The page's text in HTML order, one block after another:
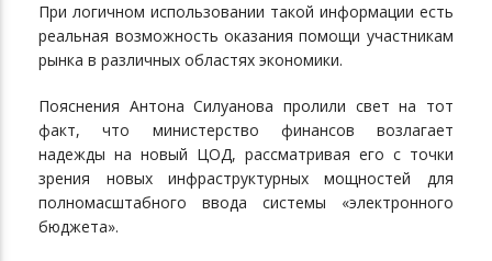
При логичном использовании такой информации есть
реальная возможность оказания помощи участникам
рынка в различных областях экономики.
Пояснения Антона Силуанова пролили свет на тот
факт, что министерство финансов возлагает
надежды на новый ЦОД, рассматривая его с точки
зрения новых инфраструктурных мощностей для
полномасштабного ввода системы «электронного
бюджета».